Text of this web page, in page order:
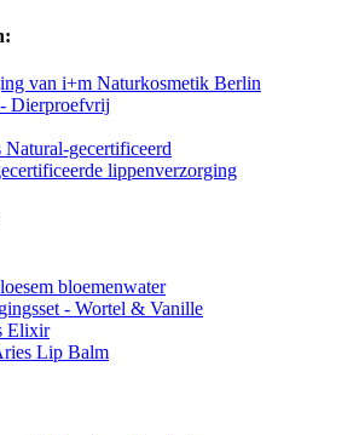
van i+m Naturkosmetik Berlin
Dierproefvrij
gecertificeerd
lippenverzorging
bloemenwater
- Wortel & Vanille
Elixir
Lip Balm